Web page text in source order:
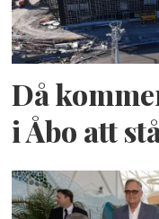
Då
i Åbo att